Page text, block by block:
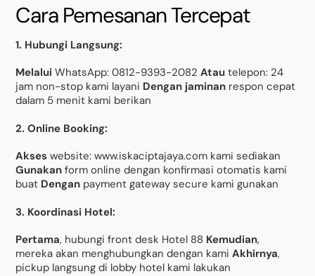
Cara Pemesanan Tercepat
1. Hubungi Langsung:
Melalui WhatsApp: 0812-9393-2082Atau telepon: 24
jam non-stop kami layani Dengan jaminan respon cepat
dalam 5 menit kami berikan
2. Online Booking:
Akses website: www.iskaciptajaya.com kami sediakan
Gunakan form online dengan konfirmasi otomatis kami
buat Dengan payment gateway secure kami gunakan
3. Koordinasi Hotel:
Pertama, hubungi front desk Hotel 88 Kemudian,
mereka akan menghubungkan dengan kamiAkhirnya,
pickup langsung di lobby hotel kami lakukan